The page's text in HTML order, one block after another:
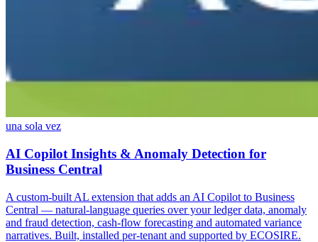
una sola vez
AI Copilot Insights & Anomaly Detection for
Business Central
A custom-built AL extension that adds an AI Copilot to Business
Central — natural-language queries over your ledger data, anomaly
and fraud detection, cash-flow forecasting and automated variance
narratives. Built, installed per-tenant and supported by ECOSIRE.